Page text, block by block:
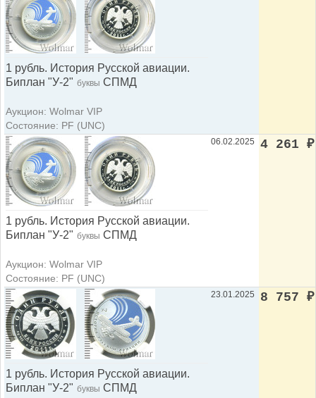
1 рубль. История Русской авиации.
Биплан "У-2" буквы СПМД
Аукцион: Wolmar VIP
Состояние: PF (UNC)
1 рубль. История Русской авиации.
Биплан "У-2" буквы СПМД
Аукцион: Wolmar VIP
Состояние: PF (UNC)
06.02.2025 4 261 ₽
1 рубль. История Русской авиации.
Биплан "У-2" буквы СПМД
23.01.2025 8 757 ₽